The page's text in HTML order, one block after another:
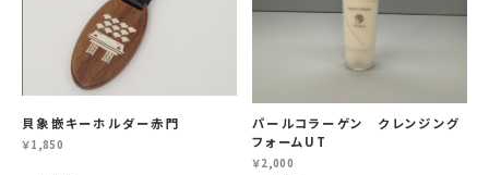
貝象嵌キーホルダー赤門
￥1,850
パールコラーゲン クレンジング
フォームUT
￥2,000